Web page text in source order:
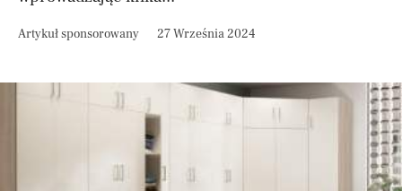
Artykuł sponsorowany 27 Września 2024